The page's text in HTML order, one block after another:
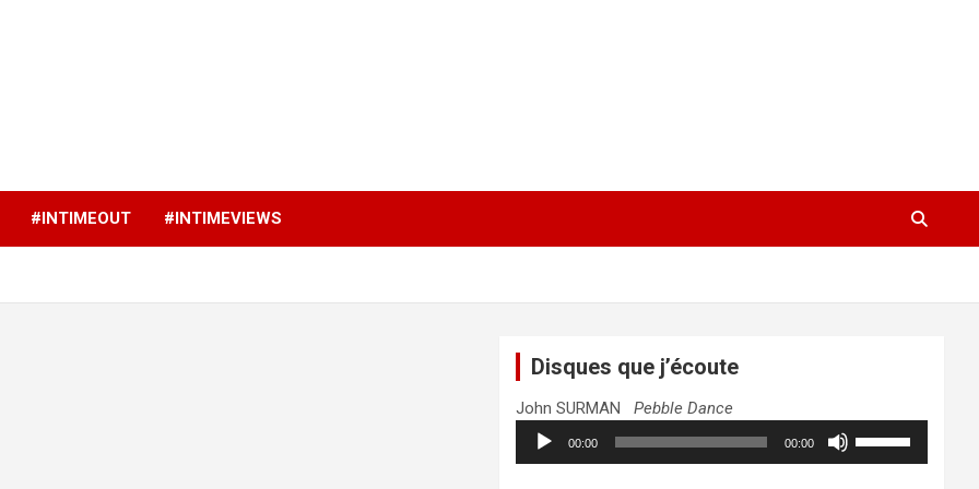
#INTIMEOUT #INTIMEVIEWS
Disques que j’écoute
John SURMANPebble Dance
Lecteur
audio
00:00 00:00